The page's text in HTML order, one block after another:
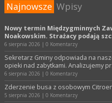
Najnowsze Wpisy
Nowy termin Międzygminnych
Noakowskim. Strażacy podają
6 sierpnia 2026 | 0 Komentarzy
Sekretarz Gminy odpowiada na
opieki nad zabytkami. Analizujemy
6 sierpnia 2026 | 0 Komentarzy
Zderzenie busa z osobowym
5 sierpnia 2026 | 0 Komentarzy